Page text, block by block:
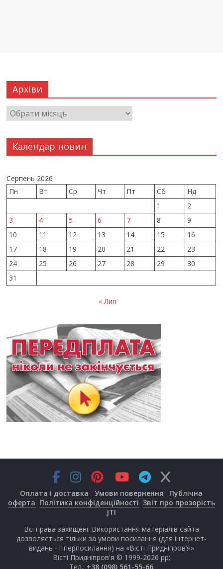
Архіви
Календар новин
Серпень 2026
Пн
Вт Ср Чт Пт Сб
Нд
1
2
3
4 5 6 7 8
9
10
11 12 13 14 15
16
17
18 19 20 21 22
23
24
25 26 27 28 29
30
31
« Лип
Оплата і доставка Умови повернення
Публічна
оферта Політика конфіденційності Звіт про прозорість
JTI
Всі права захищені. Використання матеріалів сайта
дозволяється тільки за умови посилання (для інтернет-
видань - гіперпосилання) на «Вісті Придніпров’я»
Вісті Придніпров'я © 1999-2026 рр;
Тел.: +38 (098) 561-55-66